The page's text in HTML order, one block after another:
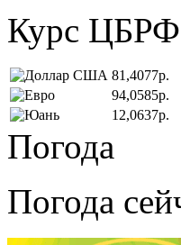
Курс ЦБРФ
81,4077р.
94,0585р.
12,0637р.
Погода
Погода